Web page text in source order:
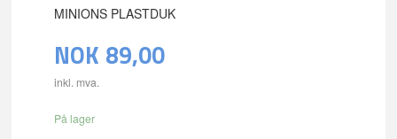
MINIONS PLASTDUK
NOK 89,00
inkl. mva.
På lager